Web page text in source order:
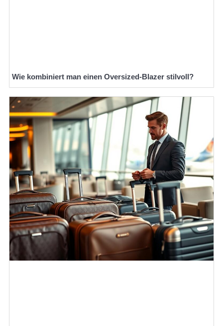
Wie kombiniert man einen Oversized-Blazer stilvoll?